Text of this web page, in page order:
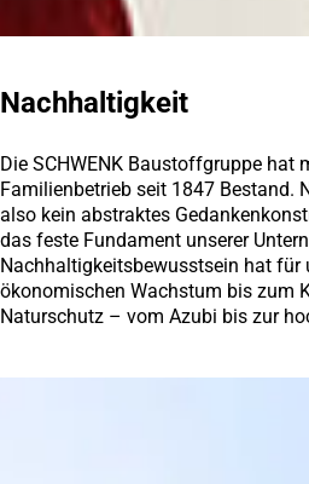
Nachhaltigkeit
Die SCHWENK Baustoffgruppe hat
Familienbetrieb seit 1847 Bestand.
also kein abstraktes
das feste Fundament unserer
Nachhaltigkeitsbewusstsein hat für
ökonomischen Wachstum bis zum
Naturschutz – vom Azubi bis zur